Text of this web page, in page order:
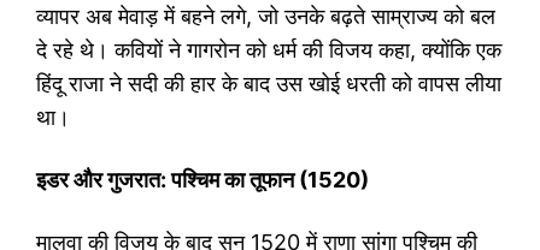
व्यापर अब मेवाड़ में बहने लगे, जो उनके बढ़ते साम्राज्य को बल
दे रहे थे। कवियों ने गागरोन को धर्म की विजय कहा, क्योंकि एक
हिंदू राजा ने सदी की हार के बाद उस खोई धरती को वापस लीया
था।
इडर और गुजरात: पश्चिम का तूफान (1520)
मालवा की विजय के बाद सन् 1520 में राणा सांगा पश्चिम की